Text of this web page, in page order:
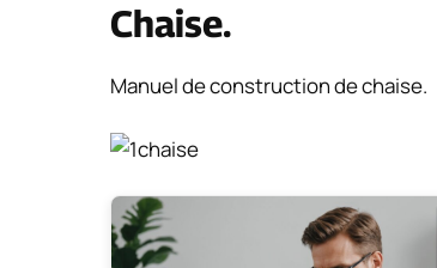
Chaise.
Manuel de construction de chaise.